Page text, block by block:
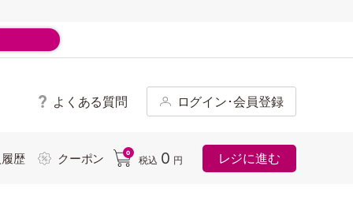
よくある質問 ログイン･会員登録
歴 クーポン 0
税込 0 円 レジに進む